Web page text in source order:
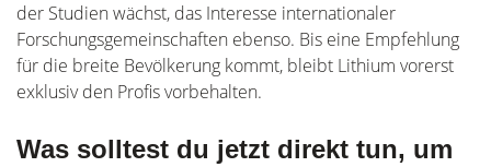
der Studien wächst, das Interesse internationaler
Forschungsgemeinschaften ebenso. Bis eine Empfehlung
für die breite Bevölkerung kommt, bleibt Lithium vorerst
exklusiv den Profis vorbehalten.
Was solltest du jetzt direkt tun, um